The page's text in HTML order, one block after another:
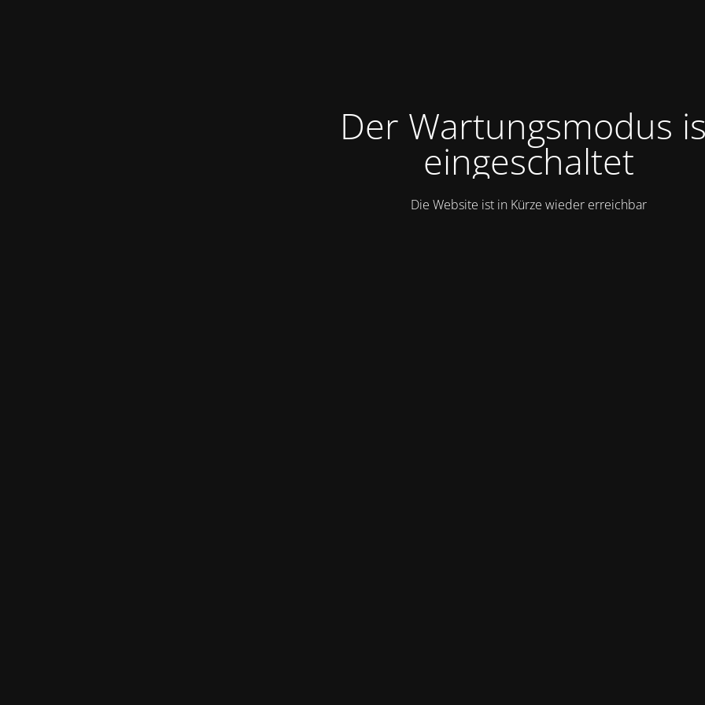
Der Wartungsmodus
eingeschaltet
Die Website ist in Kürze wieder erreichbar